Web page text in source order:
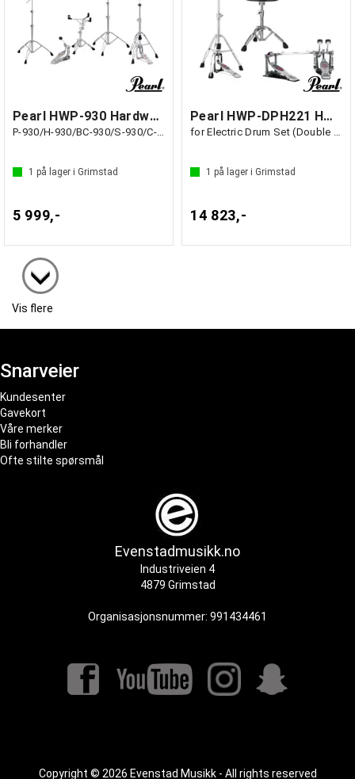
Pearl HWP-930 Hardware Pack
P-930/H-930/BC-930/S-930/C-930
1 på lager i Grimstad
5 999,-
Pearl HWP-DPH221 HW Pack Pro
for Electric Drum Set (Double Pedal)
1 på lager i Grimstad
14 823,-
Vis flere
Snarveier
Kundesenter
Gavekort
Våre merker
Bli forhandler
Ofte stilte spørsmål
Evenstadmusikk.no
Industriveien 4
4879 Grimstad
Organisasjonsnummer: 991434461
Copyright © 2026 Evenstad Musikk - All rights reserved